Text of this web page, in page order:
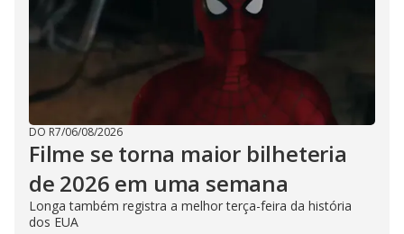
DO R7/06/08/2026
Filme se torna maior bilheteria
de 2026 em uma semana
Longa também registra a melhor terça-feira da história
dos EUA